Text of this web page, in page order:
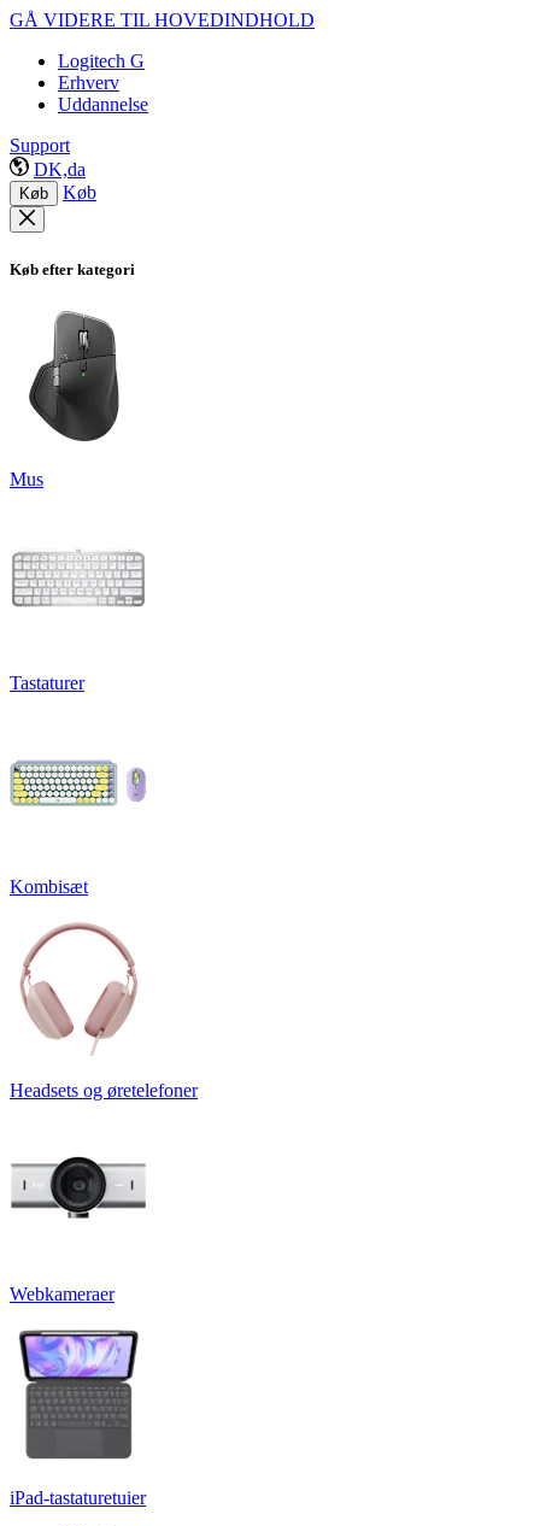
GÅ VIDERE TIL HOVEDINDHOLD
Logitech G
Erhverv
Uddannelse
Support
DK,da
Køb Køb
Køb efter kategori
Mus
Tastaturer
Kombisæt
Headsets og øretelefoner
Webkameraer
iPad-tastaturetuier